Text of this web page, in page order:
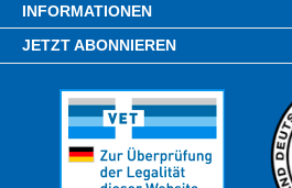
INFORMATIONEN
JETZT ABONNIEREN